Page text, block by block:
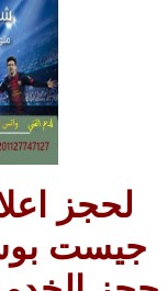
لحجز
جيست